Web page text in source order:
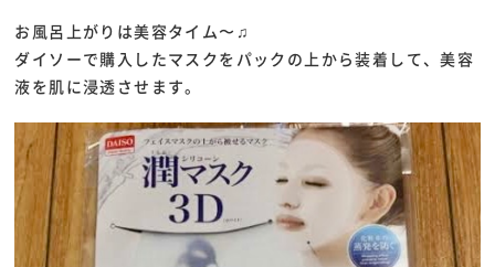
お風呂上がりは美容タイム〜♫
ダイソーで購入したマスクをパックの上から装着して、美容
液を肌に浸透させます。